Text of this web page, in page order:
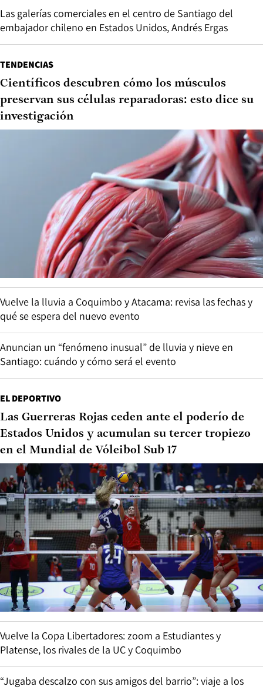
Las galerías comerciales en el centro de Santiago del
embajador chileno en Estados Unidos, Andrés Ergas
TENDENCIAS
Científicos descubren cómo los músculos
preservan sus células reparadoras: esto dice su
investigación
Vuelve la lluvia a Coquimbo y Atacama: revisa las fechas y
qué se espera del nuevo evento
Anuncian un “fenómeno inusual” de lluvia y nieve en
Santiago: cuándo y cómo será el evento
EL DEPORTIVO
Las Guerreras Rojas ceden ante el poderío de
Estados Unidos y acumulan su tercer tropiezo
en el Mundial de Vóleibol Sub 17
Vuelve la Copa Libertadores: zoom a Estudiantes y
Platense, los rivales de la UC y Coquimbo
“Jugaba descalzo con sus amigos del barrio”: viaje a los